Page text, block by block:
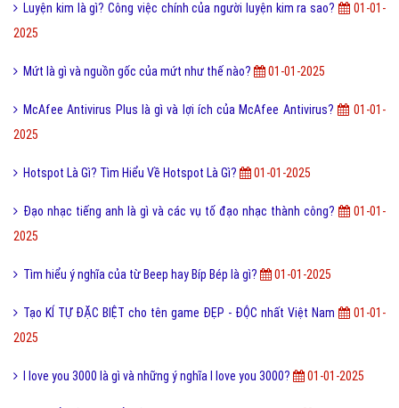
Luyện kim là gì? Công việc chính của người luyện kim ra sao?
01-01-
2025
Mứt là gì và nguồn gốc của mứt như thế nào? 01-01-2025
McAfee Antivirus Plus là gì và lợi ích của McAfee Antivirus?
01-01-
2025
Hotspot Là Gì? Tìm Hiểu Về Hotspot Là Gì? 01-01-2025
Đạo nhạc tiếng anh là gì và các vụ tố đạo nhạc thành công?
01-01-
2025
Tìm hiểu ý nghĩa của từ Beep hay Bíp Bép là gì? 01-01-2025
Tạo KÍ TỰ ĐẶC BIỆT cho tên game ĐẸP - ĐỘC nhất Việt Nam
01-01-
2025
I love you 3000 là gì và những ý nghĩa I love you 3000? 01-01-2025